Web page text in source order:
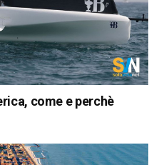
come e perchè